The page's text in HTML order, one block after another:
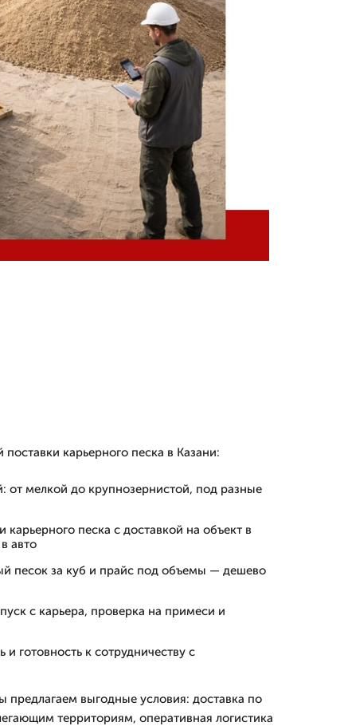
карьерного песка в Казани:
от мелкой до крупнозернистой, под разные
карьерного песка с доставкой на объект в
авто
песок за куб и прайс под объемы — дешево
с карьера, проверка на примеси и
и готовность к сотрудничеству с
предлагаем выгодные условия: доставка по
территориям, оперативная логистика